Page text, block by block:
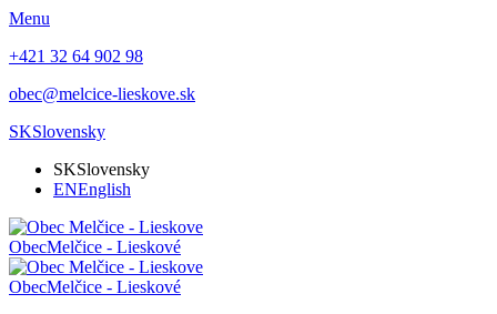
Menu
+421 32 64 902 98
obec@melcice-lieskove.sk
SKSlovensky
SKSlovensky
ENEnglish
ObecMelčice - Lieskové
ObecMelčice - Lieskové